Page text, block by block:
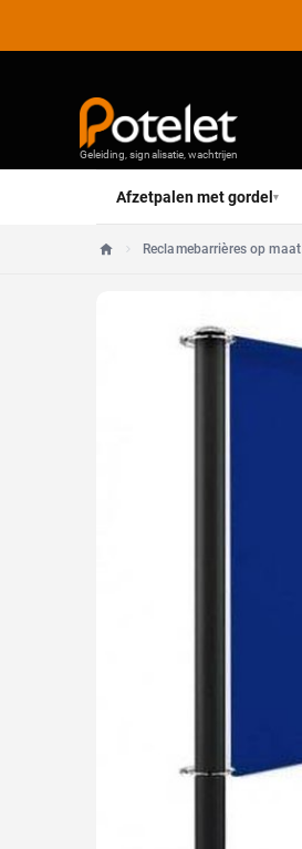
Geleiding, signalisatie, wachtrijen
Afzetpalen met gordel▾
Home
Reclamebarrières op maat